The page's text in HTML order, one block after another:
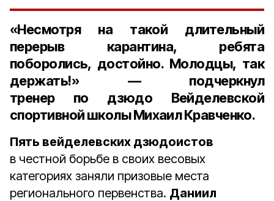
«Несмотря на такой длительный
перерыв карантина, ребята
поборолись, достойно. Молодцы, так
держать!» — подчеркнул
тренер по дзюдо Вейделевской
спортивной школы Михаил Кравченко.
Пять вейделевских дзюдоистов
в честной борьбе в своих весовых
категориях заняли призовые места
регионального первенства. Даниил